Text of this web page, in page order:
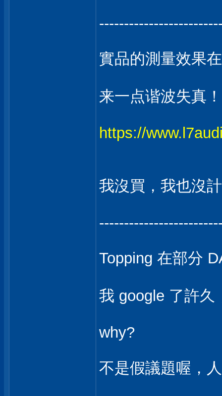
實品的測量效果
来一点谐波失真
https://
我沒買，我也沒
Topping 在部分
我 google 了許久
why?
不是假議題喔，